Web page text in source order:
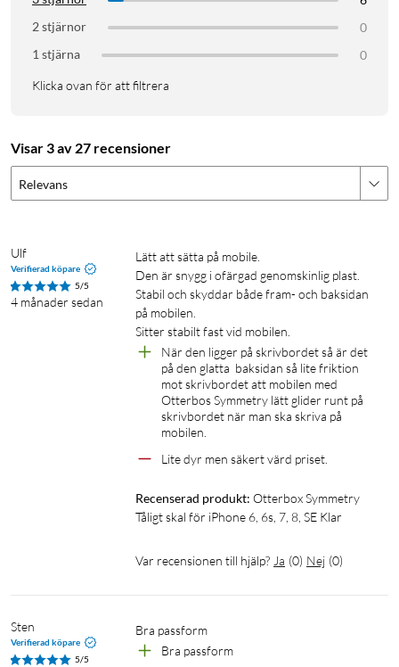
2 stjärnor
0
1 stjärna
0
Klicka ovan för att filtrera
Visar 3 av 27 recensioner
Relevans
Ulf
Verifierad köpare
5/5
4 månader sedan
Lätt att sätta på mobile.
Den är snygg i ofärgad genomskinlig plast.
Stabil och skyddar både fram- och baksidan
på mobilen.
Sitter stabilt fast vid mobilen.
När den ligger på skrivbordet så är det
på den glatta  baksidan så lite friktion
mot skrivbordet att mobilen med
Otterbos Symmetry lätt glider runt på
skrivbordet när man ska skriva på
mobilen.
Lite dyr men säkert värd priset.
Recenserad produkt: Otterbox Symmetry
Tåligt skal för iPhone 6, 6s, 7, 8, SE Klar
Var recensionen till hjälp? Ja (0) Nej (0)
Sten
Verifierad köpare
5/5
Bra passform
Bra passform